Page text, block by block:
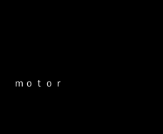
ｍｏｔｏｒ